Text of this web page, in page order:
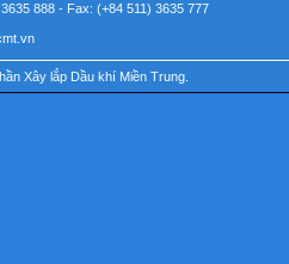
888 - Fax: (+84 511) 3635 777
Xây lắp Dầu khí Miền Trung.